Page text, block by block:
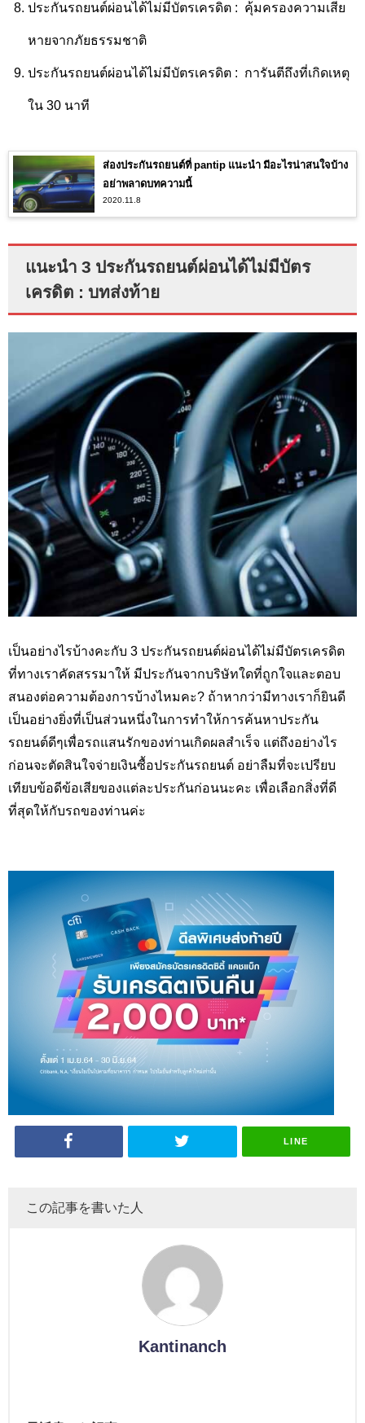
ประกันรถยนต์ผ่อนได้ไม่มีบัตรเครดิต : คุ้มครองความเสีย
หายจากภัยธรรมชาติ
ประกันรถยนต์ผ่อนได้ไม่มีบัตรเครดิต : การันตีถึงที่เกิดเหตุ
ใน 30 นาที
ส่องประกันรถยนต์ที่ pantip แนะนำ มีอะไรน่าสนใจบ้าง
อย่าพลาดบทความนี้
2020.11.8
แนะนำ 3 ประกันรถยนต์ผ่อนได้ไม่มีบัตร
เครดิต : บทส่งท้าย
เป็นอย่างไรบ้างคะกับ 3 ประกันรถยนต์ผ่อนได้ไม่มีบัตรเครดิต
ที่ทางเราคัดสรรมาให้ มีประกันจากบริษัทใดที่ถูกใจและตอบ
สนองต่อความต้องการบ้างไหมคะ? ถ้าหากว่ามีทางเราก็ยินดี
เป็นอย่างยิ่งที่เป็นส่วนหนึ่งในการทำให้การค้นหาประกัน
รถยนต์ดีๆเพื่อรถแสนรักของท่านเกิดผลสำเร็จ แต่ถึงอย่างไร
ก่อนจะตัดสินใจจ่ายเงินซื้อประกันรถยนต์ อย่าลืมที่จะเปรียบ
เทียบข้อดีข้อเสียของแต่ละประกันก่อนนะคะ เพื่อเลือกสิ่งที่ดี
ที่สุดให้กับรถของท่านค่ะ
LINE
この記事を書いた人
Kantinanch